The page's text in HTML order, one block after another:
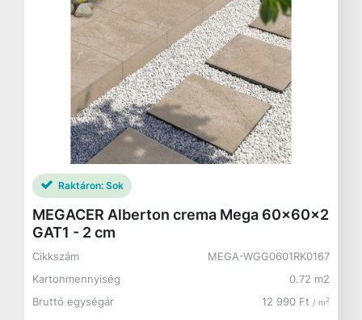
Raktáron: Sok
MEGACER Alberton crema Mega 60x60x2
GAT1 - 2 cm
Cikkszám
MEGA-WGG0601RK0167
Kartonmennyiség
0.72 m2
Bruttó egységár
12 990 Ft / m2